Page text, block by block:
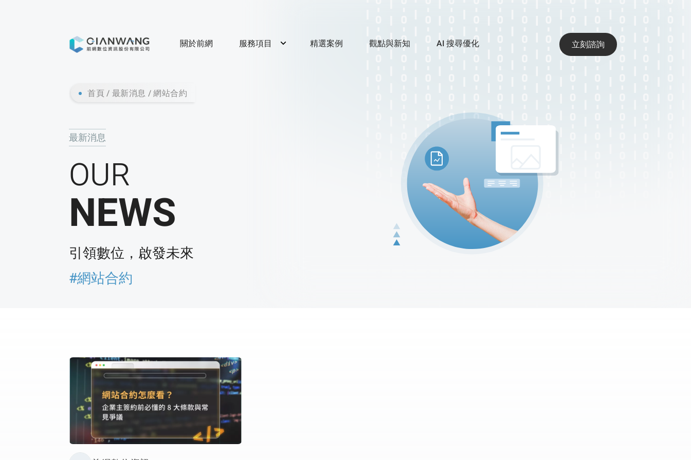
關於前網 服務項目 精選案例 觀點與新知 AI 搜尋優化 立刻諮詢
首頁 最新消息 網站合約
最新消息
OUR
NEWS
引領數位，啟發未來
#網站合約